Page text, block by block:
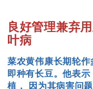
良好管理兼弃
叶病
菜农黄伟康长期轮
即种有长豆。他表
植， 因为其病害问